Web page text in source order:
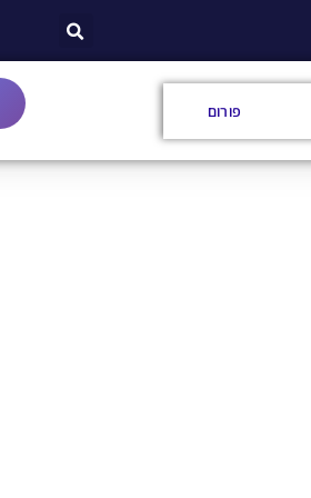
פורום